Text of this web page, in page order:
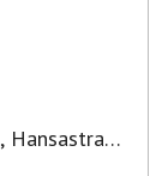
, Hansastraße